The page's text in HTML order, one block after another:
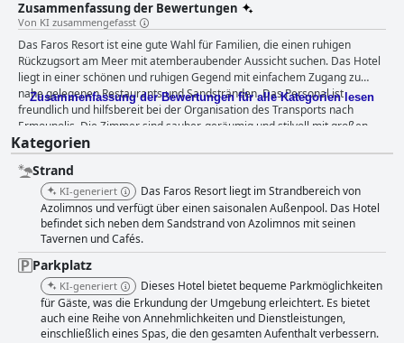
Annehmlichkeiten, die Tradition und Komfort miteinander verbinden. Es ist
ein idealer Ort für Hochzeiten, Konferenzen und geschäftliche
Veranstaltungen und bietet modernste Einrichtungen und einen
unvergesslichen Catering-Service.
Zusammenfassung der Bewertungen
Von KI zusammengefasst
Das Faros Resort ist eine gute Wahl für Familien, die einen ruhigen
Rückzugsort am Meer mit atemberaubender Aussicht suchen. Das Hotel
liegt in einer schönen und ruhigen Gegend mit einfachem Zugang zu
nahe gelegenen Restaurants und Sandstränden. Das Personal ist
freundlich und hilfsbereit bei der Organisation des Transports nach
Ermoupolis. Die Zimmer sind sauber, geräumig und stilvoll mit großen
und bequemen Betten. Der Poolbereich ist für viele Gäste ein Highlight,
denn sie beschreiben ihn als schön und hervorragend mit großartigem
Blick auf das Meer. Das Hotel ist eine ausgezeichnete Wahl für einen
preisgünstigen Urlaub und bietet mit seinem beeindruckenden Design
und der herrlichen Aussicht ein unglaubliches Erlebnis. Das Frühstücks-
und Abendmenü wurde jedoch gemischt bewertet und die WLAN-
Verbindung könnte verbessert werden. Der Privatstrand ist praktisch,
aber vielleicht nicht sehr gepflegt. Das Hotel ist für Familien mit Kindern
sehr zu empfehlen, da es einen Kinderpool und ein Schlafzimmer für bis
zu 5 Personen bietet. Insgesamt bietet das Faros Resort einen guten
Service für das gezahlte Geld und einen angenehmen und sauberen
Aufenthalt in einer ruhigen Umgebung.
Zusammenfassung der Bewertungen für alle Kategorien lesen
Kategorien
Strand
KI-generiert
Das Faros Resort liegt im Strandbereich von
Azolimnos und verfügt über einen saisonalen Außenpool. Das Hotel
befindet sich neben dem Sandstrand von Azolimnos mit seinen
Tavernen und Cafés.
Parkplatz
KI-generiert
Dieses Hotel bietet bequeme Parkmöglichkeiten
für Gäste, was die Erkundung der Umgebung erleichtert. Es bietet
auch eine Reihe von Annehmlichkeiten und Dienstleistungen,
einschließlich eines Spas, die den gesamten Aufenthalt verbessern.